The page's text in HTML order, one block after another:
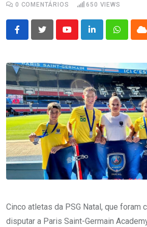
0 COMENTÁRIOS 650 VIEWS
YoutubeLinkedInWhatsapp
Cinco atletas da PSG Natal, que foram
disputar a Paris Saint-Germain